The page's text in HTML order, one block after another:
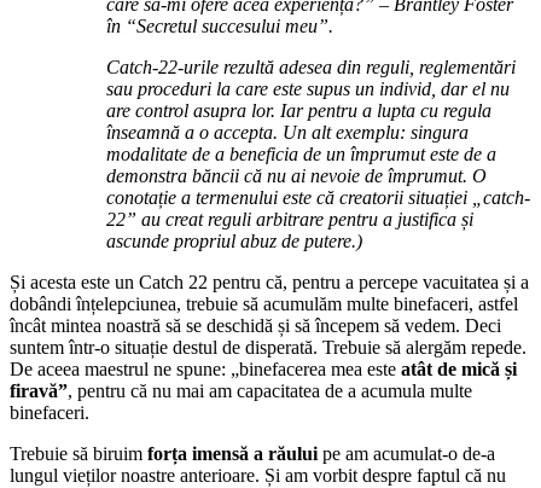
în “Secretul succesului meu”.
Catch-22-urile rezultă adesea din reguli, reglementări
sau proceduri la care este supus un individ, dar el nu
are control asupra lor. Iar pentru a lupta cu regula
înseamnă a o accepta. Un alt exemplu: singura
modalitate de a beneficia de un împrumut este de a
demonstra băncii că nu ai nevoie de împrumut. O
conotație a termenului este că creatorii situației „catch-
22” au creat reguli arbitrare pentru a justifica și
ascunde propriul abuz de putere.)
Și acesta este un Catch 22 pentru că, pentru a percepe vacuitatea și a
dobândi înțelepciunea, trebuie să acumulăm multe binefaceri, astfel
încât mintea noastră să se deschidă și să începem să vedem. Deci
suntem într-o situație destul de disperată. Trebuie să alergăm repede.
De aceea maestrul ne spune: „binefacerea mea este atât de mică și
firavă”, pentru că nu mai am capacitatea de a acumula multe
binefaceri.
Trebuie să biruim forța imensă a răului pe am acumulat-o de-a
lungul vieților noastre anterioare. Și am vorbit despre faptul că nu